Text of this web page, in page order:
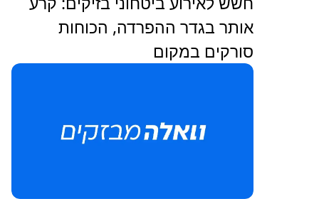
אותר בגדר ההפרדה, הכוחות
סורקים במקום